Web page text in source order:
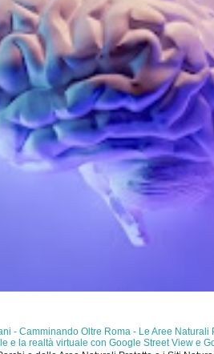
- Camminando Oltre Roma - Le Aree Naturali
e la realtà virtuale con Google Street View e